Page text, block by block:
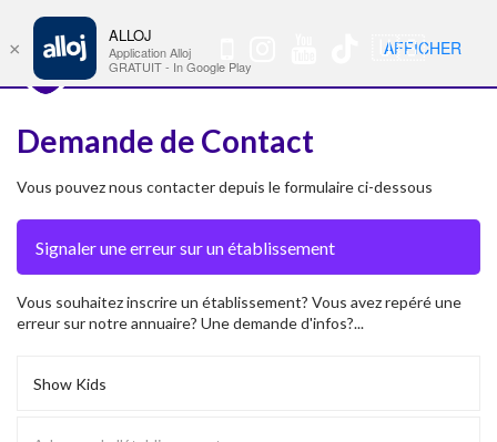
🇺🇸 Nav
Demande de Contact
Vous pouvez nous contacter depuis le formulaire ci-dessous
Vous souhaitez inscrire un établissement? Vous avez repéré une
erreur sur notre annuaire? Une demande d'infos?...
×
ALLOJ
Application Alloj
GRATUIT - In Google Play
AFFICHER